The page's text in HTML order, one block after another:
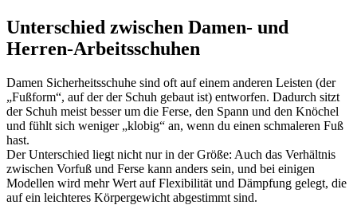
Unterschied zwischen Damen- und
Herren-Arbeitsschuhen
Damen Sicherheitsschuhe sind oft auf einem anderen Leisten (der
„Fußform“, auf der der Schuh gebaut ist) entworfen. Dadurch sitzt
der Schuh meist besser um die Ferse, den Spann und den Knöchel
und fühlt sich weniger „klobig“ an, wenn du einen schmaleren Fuß
hast.
Der Unterschied liegt nicht nur in der Größe: Auch das Verhältnis
zwischen Vorfuß und Ferse kann anders sein, und bei einigen
Modellen wird mehr Wert auf Flexibilität und Dämpfung gelegt, die
auf ein leichteres Körpergewicht abgestimmt sind.